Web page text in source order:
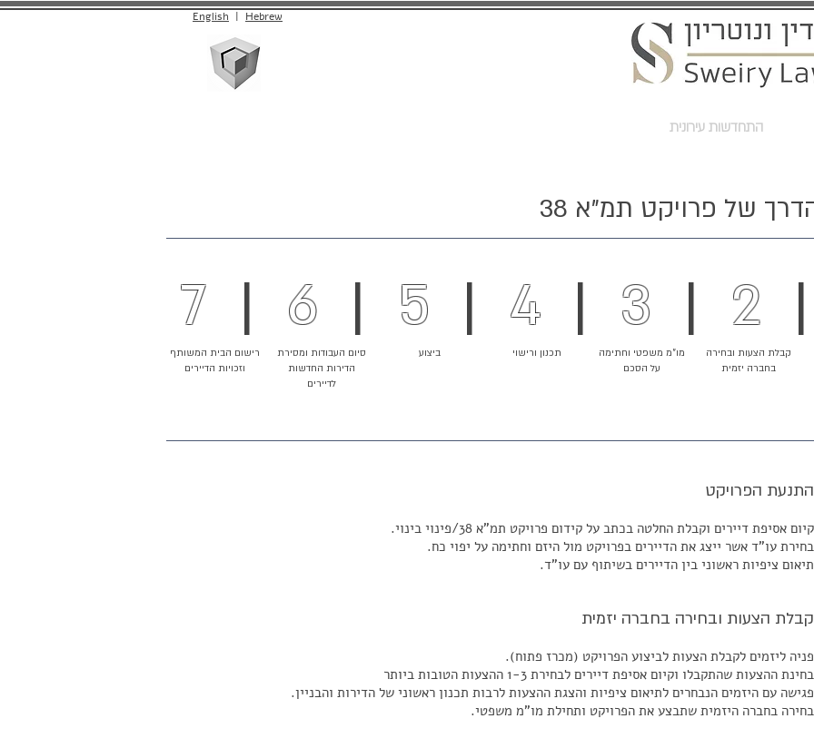
English | Hebrew
התחדשות עירונית
של פרויקט תמ"א 38
|
2
|
3
|
4
|
5
|
6
|
7
קבלת הצעות ובחירה
בחברה יזמית
מו"מ משפטי וחתימה
על הסכם
תכנון ורישוי ביצוע
סיום העבודות ומסירת
הדירות החדשות
לדיירים
רישום הבית המשותף
וזכויות הדיירים
קיום אסיפת דיירים וקבלת החלטה בכתב על קידום פרויקט תמ"א 38/פינוי בינוי.
בחירת עו"ד אשר ייצג את הדיירים בפרויקט מול היזם וחתימה על יפוי כח.
תיאום ציפיות ראשוני בין הדיירים בשיתוף עם עו"ד.
התנעת הפרויקט
קבלת הצעות ובחירה בחברה יזמית
פניה ליזמים לקבלת הצעות לביצוע הפרויקט (מכרז פתוח).
בחינת ההצעות שהתקבלו וקיום אסיפת דיירים לבחירת 1-3 ההצעות הטובות ביותר
פגישה עם היזמים הנבחרים לתיאום ציפיות והצגת ההצעות לרבות תכנון ראשוני של הדירות והבניין.
בחירה בחברה היזמית שתבצע את הפרויקט ותחילת מו"מ משפטי.